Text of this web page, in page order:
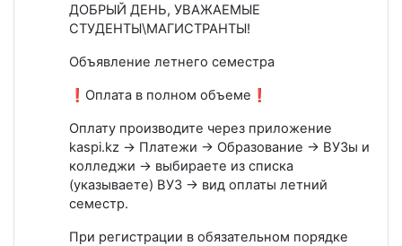
ДОБРЫЙ ДЕНЬ, УВАЖАЕМЫЕ
СТУДЕНТЫ\МАГИСТРАНТЫ!
Объявление летнего семестра
❗Оплата в полном объеме❗
Оплату производите через приложение
kaspi.kz → Платежи → Образование → ВУЗы и
колледжи → выбираете из списка
(указываете) ВУЗ → вид оплаты летний
семестр.
При регистрации в обязательном порядке